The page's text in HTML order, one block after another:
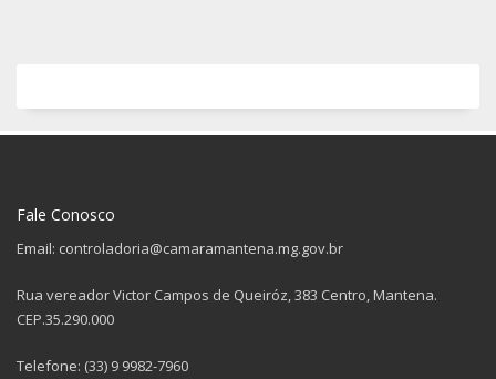
Fale Conosco
Email: controladoria@camaramantena.mg.gov.br
Rua vereador Victor Campos de Queiróz, 383 Centro, Mantena.
CEP.35.290.000
Telefone: (33) 9 9982-7960